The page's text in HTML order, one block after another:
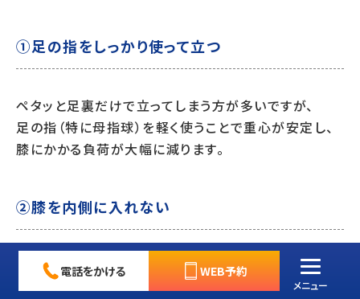
①足の指をしっかり使って立つ
ペタッと足裏だけで立ってしまう方が多いですが、
足の指（特に母指球）を軽く使うことで重心が安定し、
膝にかかる負荷が大幅に減ります。
②膝を内側に入れない
膝が内側に入るニーイン
姿勢は、
曲げ伸ばしの痛みを悪化させる原因のひとつ。
電話をかける WEB予約
メニュー